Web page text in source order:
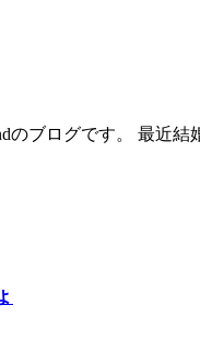
のブログです。 最近